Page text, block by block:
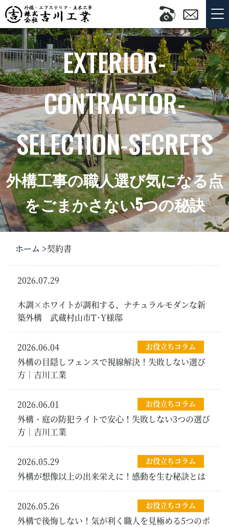
EXTERIOR-
CONTRACTOR-
SELECTION-SECRETS
外構工事の職人選び気になる点
をごまかさない5つの秘訣
ホーム 契約書
2026.07.29
木調×ホワイトが調和する、ナチュラルモダンな新
築外構 武蔵村山市T･Y様邸
2026.06.04 お役立ちコラム
外構の目隠しフェンスで視線解決！失敗しない選び
方｜吉川工業
2026.06.01 お役立ちコラム
外構・庭の防犯ライトで安心！失敗しない3つの選び
方｜吉川工業
2026.05.29 お役立ちコラム
外構が想像以上の出来栄えに！感動を生む秘訣とは
2026.05.26 お役立ちコラム
外構で後悔しない！気が利く職人を見極める5つのポ